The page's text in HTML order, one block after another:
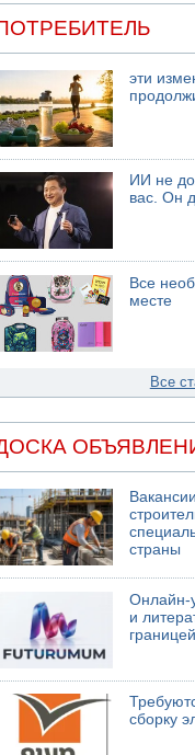
эти
ИИ не
вас. Он
Все
месте
Все
страны
Онлайн-
и
границей
сборку